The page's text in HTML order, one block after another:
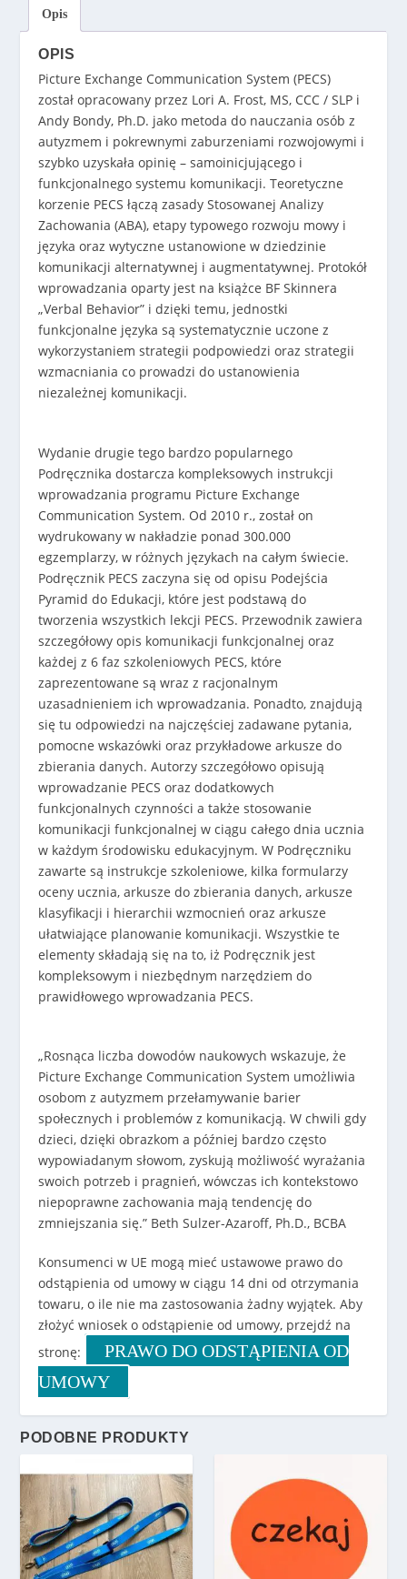
Opis
OPIS
Picture Exchange Communication System (PECS)
został opracowany przez Lori A. Frost, MS, CCC / SLP i
Andy Bondy, Ph.D. jako metoda do nauczania osób z
autyzmem i pokrewnymi zaburzeniami rozwojowymi i
szybko uzyskała opinię – samoinicjującego i
funkcjonalnego systemu komunikacji. Teoretyczne
korzenie PECS łączą zasady Stosowanej Analizy
Zachowania (ABA), etapy typowego rozwoju mowy i
języka oraz wytyczne ustanowione w dziedzinie
komunikacji alternatywnej i augmentatywnej. Protokół
wprowadzania oparty jest na książce BF Skinnera
„Verbal Behavior” i dzięki temu, jednostki
funkcjonalne języka są systematycznie uczone z
wykorzystaniem strategii podpowiedzi oraz strategii
wzmacniania co prowadzi do ustanowienia
niezależnej komunikacji.
Wydanie drugie tego bardzo popularnego
Podręcznika dostarcza kompleksowych instrukcji
wprowadzania programu Picture Exchange
Communication System. Od 2010 r., został on
wydrukowany w nakładzie ponad 300.000
egzemplarzy, w różnych językach na całym świecie.
Podręcznik PECS zaczyna się od opisu Podejścia
Pyramid do Edukacji, które jest podstawą do
tworzenia wszystkich lekcji PECS. Przewodnik zawiera
szczegółowy opis komunikacji funkcjonalnej oraz
każdej z 6 faz szkoleniowych PECS, które
zaprezentowane są wraz z racjonalnym
uzasadnieniem ich wprowadzania. Ponadto, znajdują
się tu odpowiedzi na najczęściej zadawane pytania,
pomocne wskazówki oraz przykładowe arkusze do
zbierania danych. Autorzy szczegółowo opisują
wprowadzanie PECS oraz dodatkowych
funkcjonalnych czynności a także stosowanie
komunikacji funkcjonalnej w ciągu całego dnia ucznia
w każdym środowisku edukacyjnym. W Podręczniku
zawarte są instrukcje szkoleniowe, kilka formularzy
oceny ucznia, arkusze do zbierania danych, arkusze
klasyfikacji i hierarchii wzmocnień oraz arkusze
ułatwiające planowanie komunikacji. Wszystkie te
elementy składają się na to, iż Podręcznik jest
kompleksowym i niezbędnym narzędziem do
prawidłowego wprowadzania PECS.
„Rosnąca liczba dowodów naukowych wskazuje, że
Picture Exchange Communication System umożliwia
osobom z autyzmem przełamywanie barier
społecznych i problemów z komunikacją. W chwili gdy
dzieci, dzięki obrazkom a później bardzo często
wypowiadanym słowom, zyskują możliwość wyrażania
swoich potrzeb i pragnień, wówczas ich kontekstowo
niepoprawne zachowania mają tendencję do
zmniejszania się.” Beth Sulzer-Azaroff, Ph.D., BCBA
Konsumenci w UE mogą mieć ustawowe prawo do
odstąpienia od umowy w ciągu 14 dni od otrzymania
towaru, o ile nie ma zastosowania żadny wyjątek. Aby
złożyć wniosek o odstąpienie od umowy, przejdź na
stronę:
PRAWO DO ODSTĄPIENIA OD
UMOWY
PODOBNE PRODUKTY